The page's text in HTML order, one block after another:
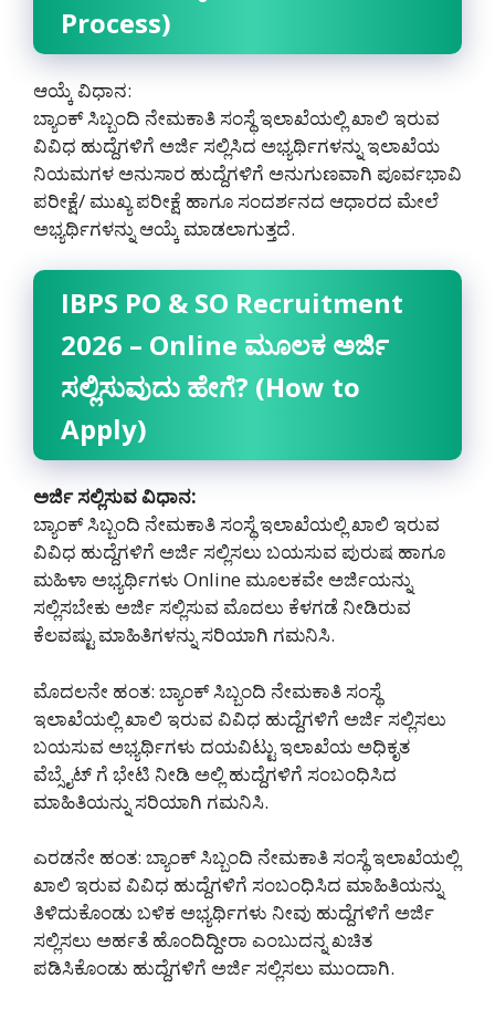
Process)
ಆಯ್ಕೆ ವಿಧಾನ:
ಬ್ಯಾಂಕ್ ಸಿಬ್ಬಂದಿ ನೇಮಕಾತಿ ಸಂಸ್ಥೆ ಇಲಾಖೆಯಲ್ಲಿ ಖಾಲಿ ಇರುವ
ವಿವಿಧ ಹುದ್ದೆಗಳಿಗೆ ಅರ್ಜಿ ಸಲ್ಲಿಸಿದ ಅಭ್ಯರ್ಥಿಗಳನ್ನು ಇಲಾಖೆಯ
ನಿಯಮಗಳ ಅನುಸಾರ ಹುದ್ದೆಗಳಿಗೆ ಅನುಗುಣವಾಗಿ ಪೂರ್ವಭಾವಿ
ಪರೀಕ್ಷೆ/ ಮುಖ್ಯ ಪರೀಕ್ಷೆ ಹಾಗೂ ಸಂದರ್ಶನದ ಆಧಾರದ ಮೇಲೆ
ಅಭ್ಯರ್ಥಿಗಳನ್ನು ಆಯ್ಕೆ ಮಾಡಲಾಗುತ್ತದೆ.
IBPS PO & SO Recruitment
2026 – Online ಮೂಲಕ ಅರ್ಜಿ
ಸಲ್ಲಿಸುವುದು ಹೇಗೆ? (How to
Apply)
ಅರ್ಜಿ ಸಲ್ಲಿಸುವ ವಿಧಾನ:
ಬ್ಯಾಂಕ್ ಸಿಬ್ಬಂದಿ ನೇಮಕಾತಿ ಸಂಸ್ಥೆ ಇಲಾಖೆಯಲ್ಲಿ ಖಾಲಿ ಇರುವ
ವಿವಿಧ ಹುದ್ದೆಗಳಿಗೆ ಅರ್ಜಿ ಸಲ್ಲಿಸಲು ಬಯಸುವ ಪುರುಷ ಹಾಗೂ
ಮಹಿಳಾ ಅಭ್ಯರ್ಥಿಗಳು Online ಮೂಲಕವೇ ಅರ್ಜಿಯನ್ನು
ಸಲ್ಲಿಸಬೇಕು ಅರ್ಜಿ ಸಲ್ಲಿಸುವ ಮೊದಲು ಕೆಳಗಡೆ ನೀಡಿರುವ
ಕೆಲವಷ್ಟು ಮಾಹಿತಿಗಳನ್ನು ಸರಿಯಾಗಿ ಗಮನಿಸಿ.
ಮೊದಲನೇ ಹಂತ: ಬ್ಯಾಂಕ್ ಸಿಬ್ಬಂದಿ ನೇಮಕಾತಿ ಸಂಸ್ಥೆ
ಇಲಾಖೆಯಲ್ಲಿ ಖಾಲಿ ಇರುವ ವಿವಿಧ ಹುದ್ದೆಗಳಿಗೆ ಅರ್ಜಿ ಸಲ್ಲಿಸಲು
ಬಯಸುವ ಅಭ್ಯರ್ಥಿಗಳು ದಯವಿಟ್ಟು ಇಲಾಖೆಯ ಅಧಿಕೃತ
ವೆಬ್ಸೈಟ್ ಗೆ ಭೇಟಿ ನೀಡಿ ಅಲ್ಲಿ ಹುದ್ದೆಗಳಿಗೆ ಸಂಬಂಧಿಸಿದ
ಮಾಹಿತಿಯನ್ನು ಸರಿಯಾಗಿ ಗಮನಿಸಿ.
ಎರಡನೇ ಹಂತ: ಬ್ಯಾಂಕ್ ಸಿಬ್ಬಂದಿ ನೇಮಕಾತಿ ಸಂಸ್ಥೆ ಇಲಾಖೆಯಲ್ಲಿ
ಖಾಲಿ ಇರುವ ವಿವಿಧ ಹುದ್ದೆಗಳಿಗೆ ಸಂಬಂಧಿಸಿದ ಮಾಹಿತಿಯನ್ನು
ತಿಳಿದುಕೊಂಡು ಬಳಿಕ ಅಭ್ಯರ್ಥಿಗಳು ನೀವು ಹುದ್ದೆಗಳಿಗೆ ಅರ್ಜಿ
ಸಲ್ಲಿಸಲು ಅರ್ಹತೆ ಹೊಂದಿದ್ದೀರಾ ಎಂಬುದನ್ನ ಖಚಿತ
ಪಡಿಸಿಕೊಂಡು ಹುದ್ದೆಗಳಿಗೆ ಅರ್ಜಿ ಸಲ್ಲಿಸಲು ಮುಂದಾಗಿ.